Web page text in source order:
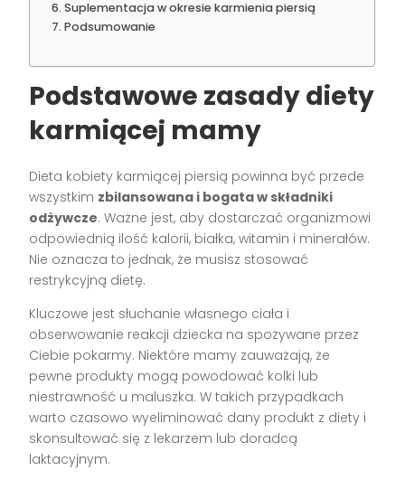
Suplementacja w okresie karmienia piersią
Podsumowanie
Podstawowe zasady diety
karmiącej mamy
Dieta kobiety karmiącej piersią powinna być przede
wszystkim zbilansowana i bogata w składniki
odżywcze. Ważne jest, aby dostarczać organizmowi
odpowiednią ilość kalorii, białka, witamin i minerałów.
Nie oznacza to jednak, że musisz stosować
restrykcyjną dietę.
Kluczowe jest słuchanie własnego ciała i
obserwowanie reakcji dziecka na spożywane przez
Ciebie pokarmy. Niektóre mamy zauważają, że
pewne produkty mogą powodować kolki lub
niestrawność u maluszka. W takich przypadkach
warto czasowo wyeliminować dany produkt z diety i
skonsultować się z lekarzem lub doradcą
laktacyjnym.